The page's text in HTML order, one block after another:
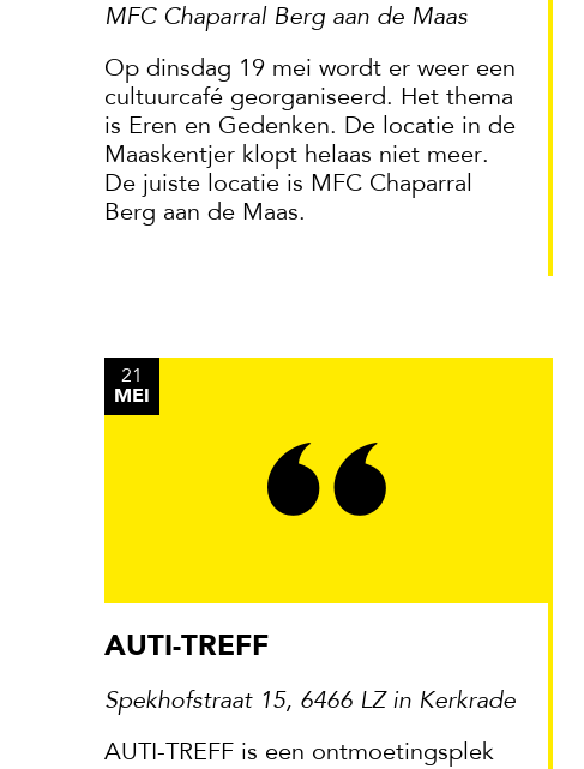
MFC Chaparral Berg aan de Maas
Op dinsdag 19 mei wordt er weer een
cultuurcafé georganiseerd. Het thema
is Eren en Gedenken. De locatie in de
Maaskentjer klopt helaas niet meer.
De juiste locatie is MFC Chaparral
Berg aan de Maas.
21
MEI
AUTI-TREFF
Spekhofstraat 15, 6466 LZ in Kerkrade
AUTI-TREFF is een ontmoetingsplek